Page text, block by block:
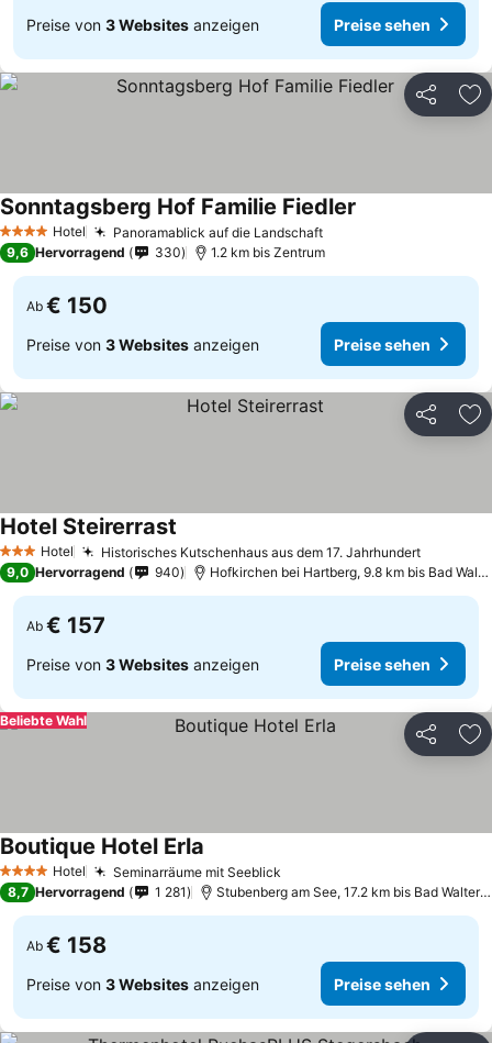
Preise von 3 Websites anzeigen Preise sehen
Teilen
4 Sterne Hotel Panoramablick auf die LandschaftPreise sehen
Sonntagsberg Hof Familie Fiedler
9,6 Hervorragend 330 1.2 km bis Zentrum
Ab € 150
Preise von 3 Websites anzeigen Preise sehen
Teilen
3 SterneHotel Historisches Kutschenhaus aus dem 17. JahrhundertPreise
Hotel Steirerrast
9,0 Hervorragend 940 Hofkirchen bei Hartberg, 9.8 km bis Bad
Ab € 157
Preise von 3 Websites anzeigen Preise sehen
Teilen
Beliebte Wahl
4 Sterne Hotel Seminarräume mit Seeblick
Boutique Hotel Erla
8,7 Hervorragend 1 281 Stubenberg am See, 17.2 km bis Bad
Ab € 158
Preise von 3 Websites anzeigen Preise sehen